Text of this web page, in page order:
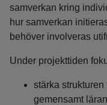
samverkan kring
hur samverkan
behöver involveras
Under projekttiden
stärka
gemensamt